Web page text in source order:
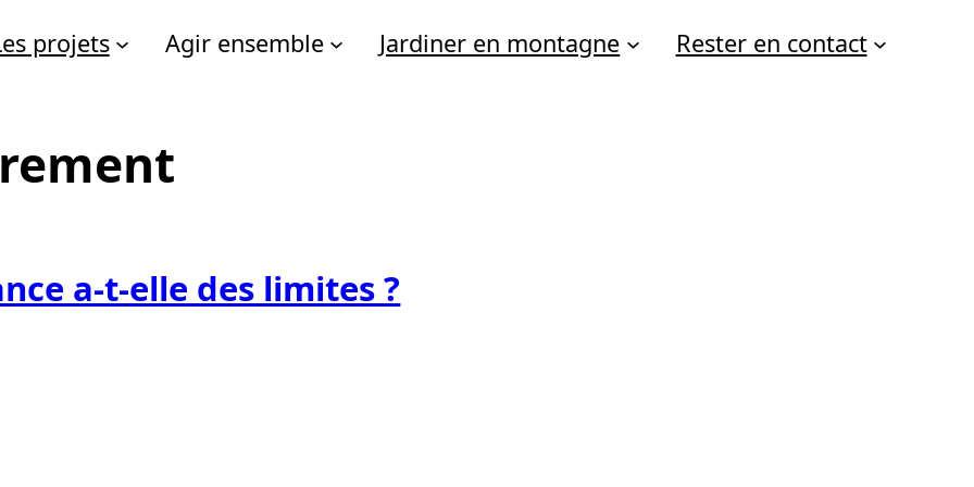
projets Agir ensemble Jardiner en montagne Rester en contact
a-t-elle des limites ?